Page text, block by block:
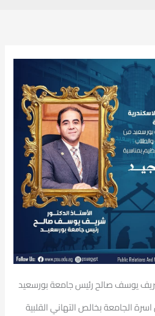
شريف يوسف صالح رئيس جامعة بورسعيد
اسرة الجامعة بخالصالتهاني القلبية